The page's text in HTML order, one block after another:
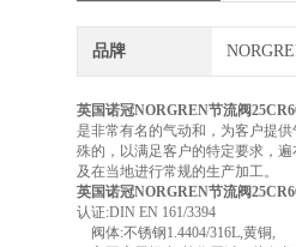
品牌
英国诺冠NORGREN节流阀
是非常有名的气动和，为客户提
殊的，以满足客户的特定要求，
及在当地进行常规的生产加工。
英国诺冠NORGREN节流阀
认证:DIN EN 161/3394
阀体:不锈钢1.4404/316L,黄铜,